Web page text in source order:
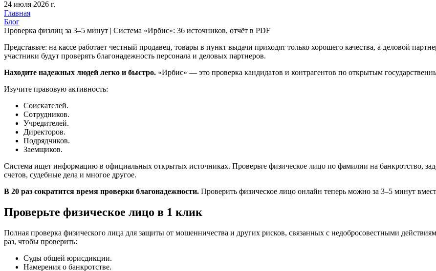
24 июля 2026 г.
Главная
Блог
Проверка физлиц за 3–5 минут | Система «Ирбис»: 36 источников, отчёт в PDF
Представьте: на кассе работает честный продавец, товары в пункт выдачи приходят только хорошего качества, а деловой
участники будут проверять благонадежность персонала и деловых партнеров.
Находите надежных людей легко и быстро. «Ирбис» — это проверка кандидатов и контрагентов по открытым
Изучите правовую активность:
Соискателей.
Сотрудников.
Учредителей.
Директоров.
Подрядчиков.
Заемщиков.
Система ищет информацию в официальных открытых источниках. Проверьте физическое лицо по фамилии на банкротство,
счетов, судебные дела и многое другое.
В 20 раз сократится время проверки благонадежности. Проверить физическое лицо онлайн теперь можно за 3–5 минут
Проверьте физическое лицо в 1 клик
Полная проверка физического лица для защиты от мошенничества и других рисков, связанных с недобросовестными
раз, чтобы проверить:
Суды общей юрисдикции.
Намерения о банкротстве.